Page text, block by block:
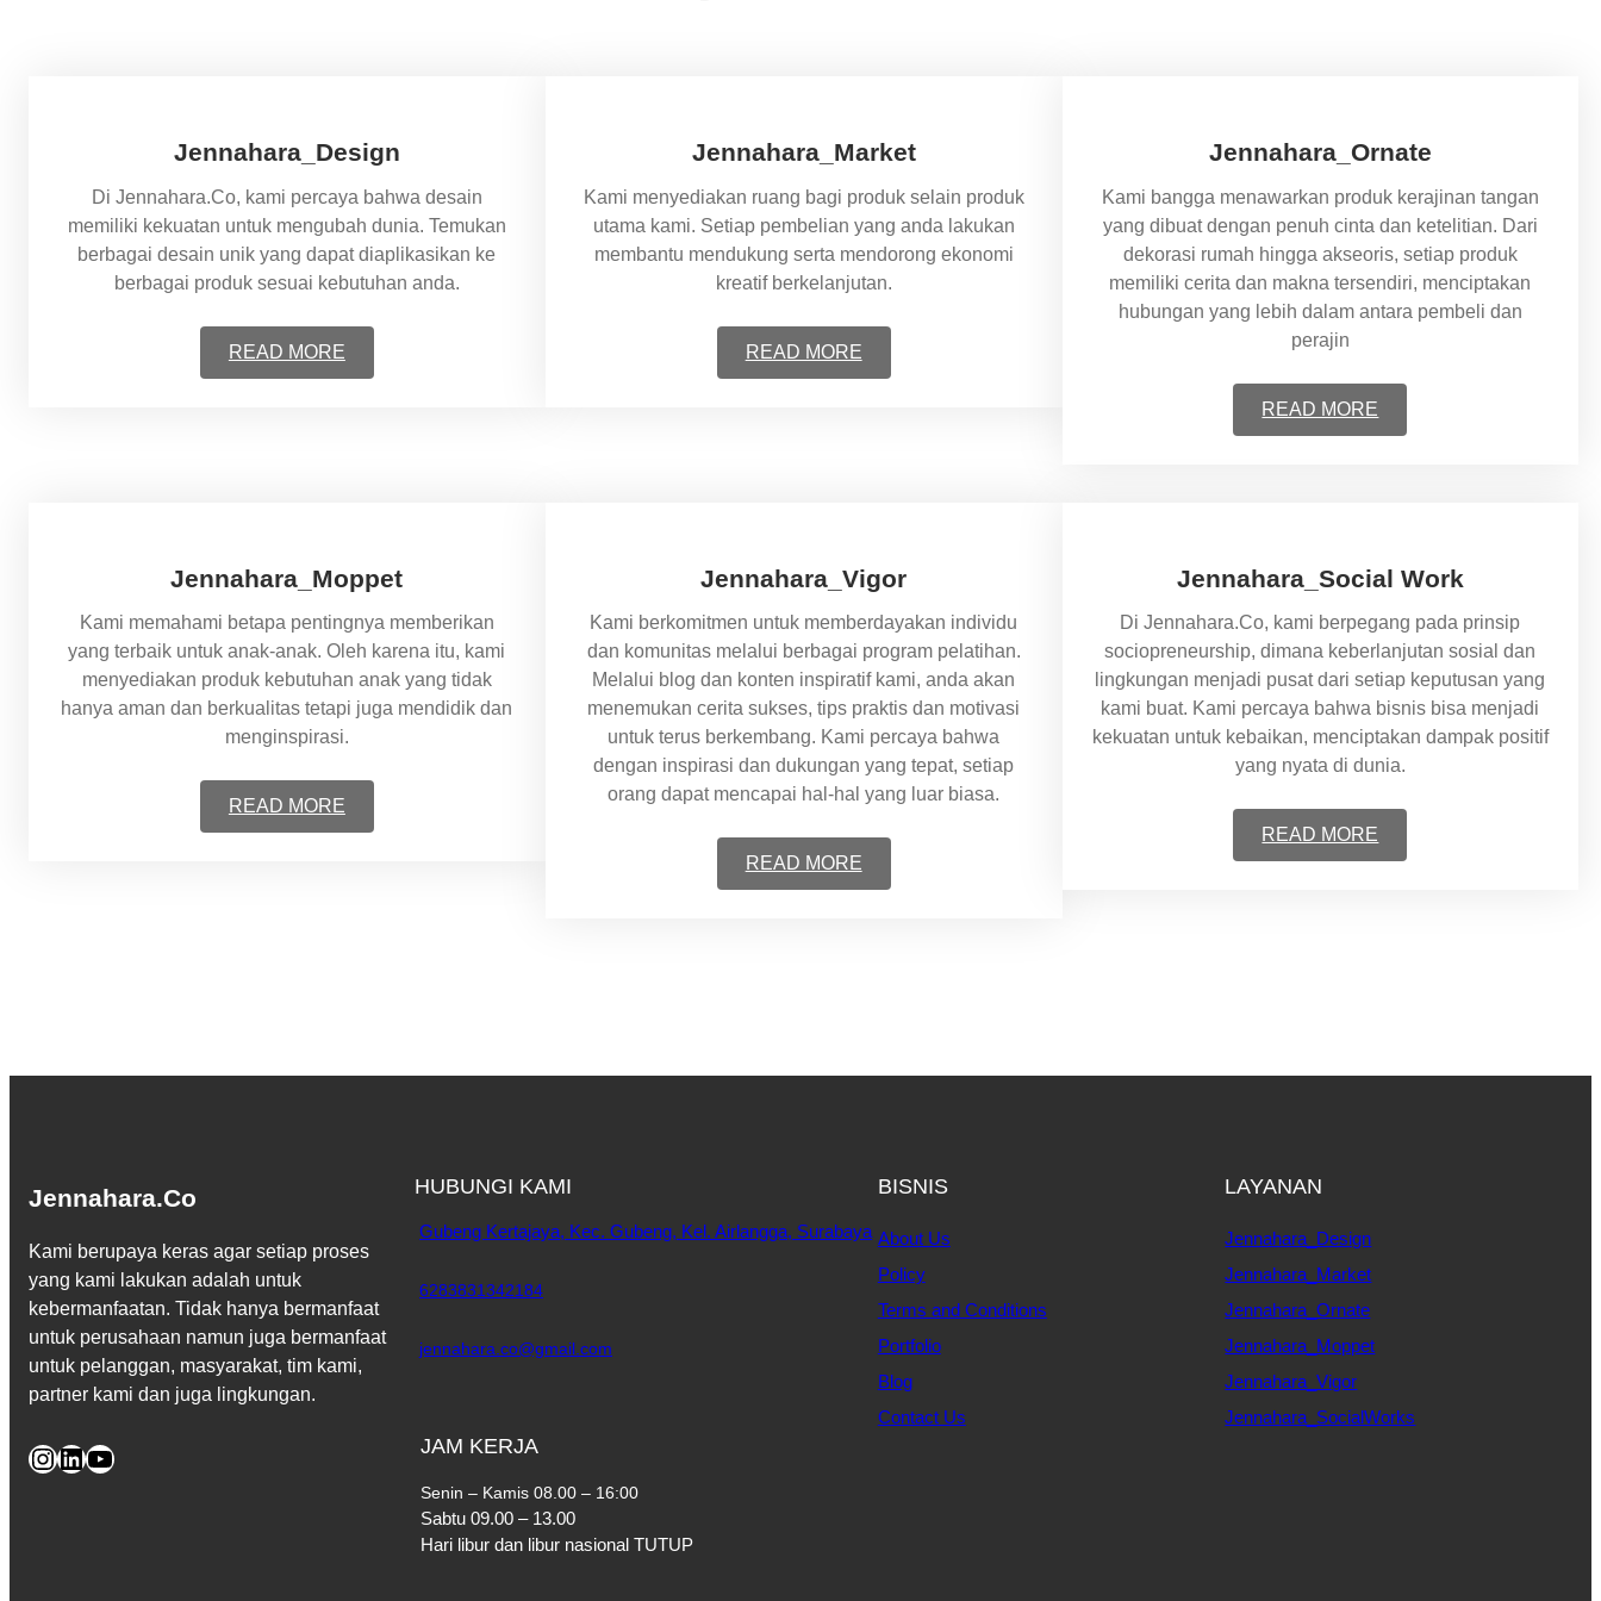
Jennahara_Design
Di Jennahara.Co, kami percaya bahwa desain
memiliki kekuatan untuk mengubah dunia. Temukan
berbagai desain unik yang dapat diaplikasikan ke
berbagai produk sesuai kebutuhan anda.
READ MORE
Jennahara_Market
Kami menyediakan ruang bagi produk selain produk
utama kami. Setiap pembelian yang anda lakukan
membantu mendukung serta mendorong ekonomi
kreatif berkelanjutan.
READ MORE
Jennahara_Ornate
Kami bangga menawarkan produk kerajinan tangan
yang dibuat dengan penuh cinta dan ketelitian. Dari
dekorasi rumah hingga akseoris, setiap produk
memiliki cerita dan makna tersendiri, menciptakan
hubungan yang lebih dalam antara pembeli dan
perajin
READ MORE
Jennahara_Moppet
Kami memahami betapa pentingnya memberikan
yang terbaik untuk anak-anak. Oleh karena itu, kami
menyediakan produk kebutuhan anak yang tidak
hanya aman dan berkualitas tetapi juga mendidik dan
menginspirasi.
READ MORE
Jennahara_Vigor
Kami berkomitmen untuk memberdayakan individu
dan komunitas melalui berbagai program pelatihan.
Melalui blog dan konten inspiratif kami, anda akan
menemukan cerita sukses, tips praktis dan motivasi
untuk terus berkembang. Kami percaya bahwa
dengan inspirasi dan dukungan yang tepat, setiap
orang dapat mencapai hal-hal yang luar biasa.
READ MORE
Jennahara_Social Work
Di Jennahara.Co, kami berpegang pada prinsip
sociopreneurship, dimana keberlanjutan sosial dan
lingkungan menjadi pusat dari setiap keputusan yang
kami buat. Kami percaya bahwa bisnis bisa menjadi
kekuatan untuk kebaikan, menciptakan dampak positif
yang nyata di dunia.
READ MORE
Jennahara.co
Kami berupaya keras agar setiap proses
yang kami lakukan adalah untuk
kebermanfaatan. Tidak hanya bermanfaat
untuk perusahaan namun juga bermanfaat
untuk pelanggan, masyarakat, tim kami,
partner kami dan juga lingkungan.
InstagramLinkedIn YouTube
HUBUNGI KAMI
Gubeng Kertajaya, Kec. Gubeng, Kel. Airlangga, Surabaya
6283831342184
jennahara.co@gmail.com
JAM KERJA
Senin – Kamis 08.00 – 16:00
Sabtu 09.00 – 13.00
Hari libur dan libur nasional TUTUP
BISNIS
About Us
Policy
Terms and Conditions
Portfolio
Blog
Contact Us
LAYANAN
Jennahara_Design
Jennahara_Market
Jennahara_Ornate
Jennahara_Moppet
Jennahara_Vigor
Jennahara_SocialWorks